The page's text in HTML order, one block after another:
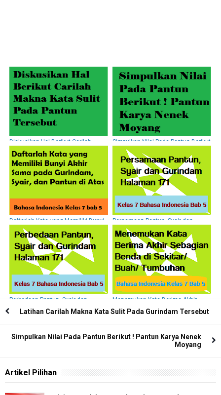
Diskusikan Hal Berikut Carilah
Tersebut
Simpulkan Nilai Pada Pantun Berikut
! Pantun Karya Nenek Moyang
Daftarlah Kata yang Memiliki Bunyi
Akhir Sama pada Gurindam, Syair,
dan Pantun di Atas
Persamaan Pantun, Syair dan
Gurindam Halaman 171
Perbedaan Pantun, Syair dan
Menemukan Kata Berima Akhir
Tumbuhan
Latihan Carilah Makna Kata Sulit Pada Gurindam Tersebut
Simpulkan Nilai Pada Pantun Berikut ! Pantun Karya Nenek
Moyang
Artikel Pilihan